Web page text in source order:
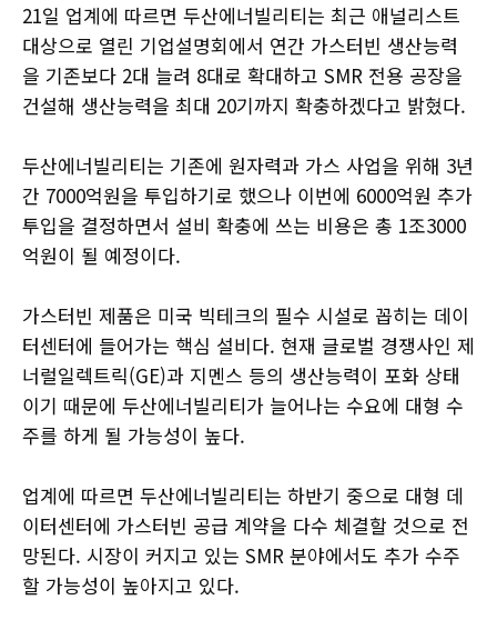
21일 업계에 따르면 두산에너빌리티는 최근 애널리스트
대상으로 열린 기업설명회에서 연간 가스터빈 생산능력
을 기존보다 2대 늘려 8대로 확대하고 SMR 전용 공장을
건설해 생산능력을 최대 20기까지 확충하겠다고 밝혔다.
두산에너빌리티는 기존에 원자력과 가스 사업을 위해 3년
간 7000억원을 투입하기로 했으나 이번에 6000억원 추가
투입을 결정하면서 설비 확충에 쓰는 비용은 총 1조3000
억원이 될 예정이다.
가스터빈 제품은 미국 빅테크의 필수 시설로 꼽히는 데이
터센터에 들어가는 핵심 설비다. 현재 글로벌 경쟁사인 제
너럴일렉트릭(GE)과 지멘스 등의 생산능력이 포화 상태
이기 때문에 두산에너빌리티가 늘어나는 수요에 대형 수
주를 하게 될 가능성이 높다.
업계에 따르면 두산에너빌리티는 하반기 중으로 대형 데
이터센터에 가스터빈 공급 계약을 다수 체결할 것으로 전
망된다. 시장이 커지고 있는 SMR 분야에서도 추가 수주
할 가능성이 높아지고 있다.